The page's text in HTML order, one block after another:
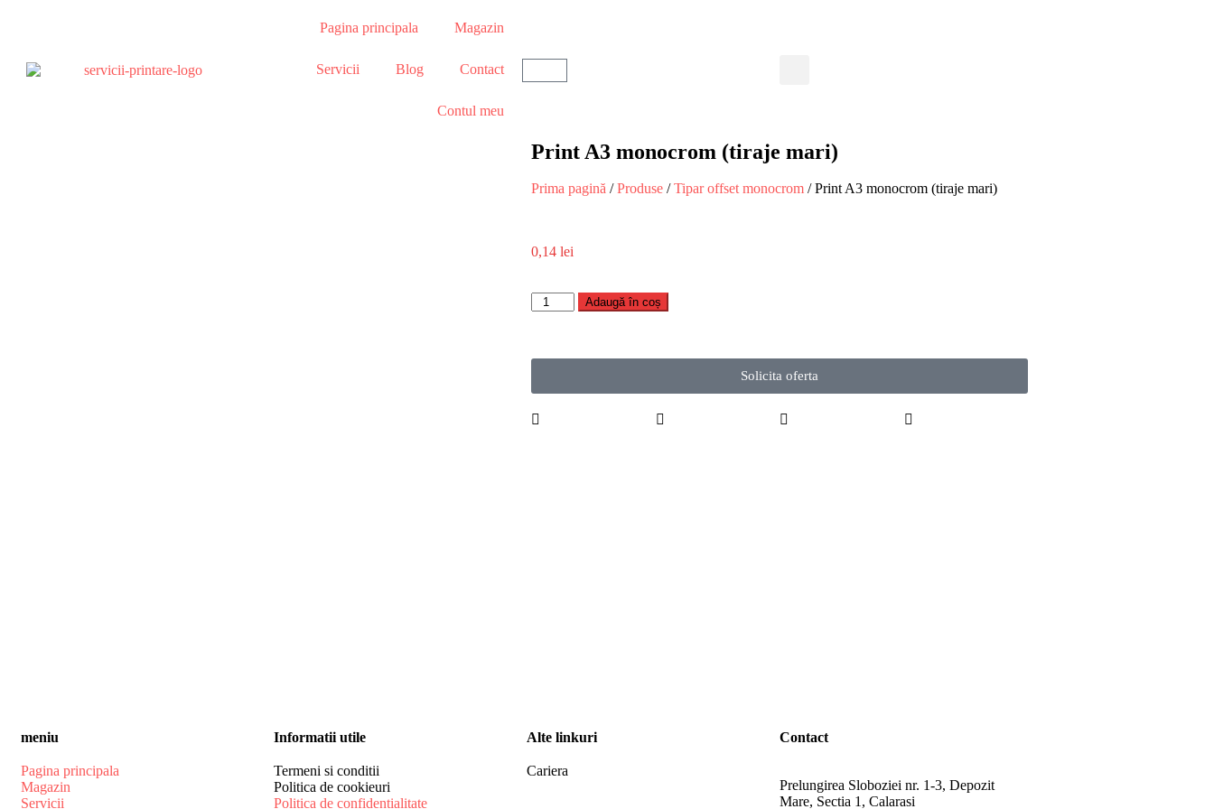
Pagina principala Magazin
Servicii Blog Contact
Contul meu
Print A3 monocrom (tiraje mari)
Prima pagină /Produse /Tipar offset monocrom / Print A3 monocrom (tiraje mari)
0,14 lei
Adaugă în coș
Solicita oferta
meniu
Pagina principala
Magazin
Servicii
Informatii utile
Termeni si conditii
Politica de cookieuri
Politica de confidentialitate
Alte linkuri
Cariera
Contact
Prelungirea Sloboziei nr. 1-3, Depozit
Mare, Sectia 1, Calarasi